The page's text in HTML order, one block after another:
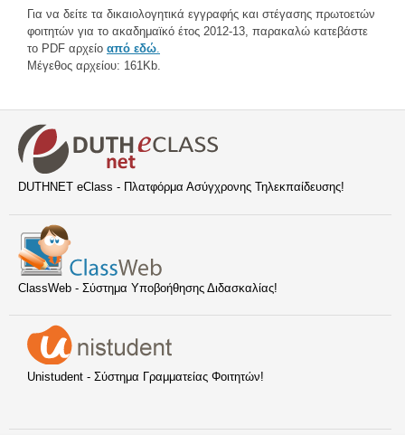
Για να δείτε τα δικαιολογητικά εγγραφής και στέγασης πρωτοετών
φοιτητών για το ακαδημαϊκό έτος 2012-13, παρακαλώ κατεβάστε
το PDF αρχείο από εδώ
Μέγεθος αρχείου: 161Kb.
DUTHNET eClass - Πλατφόρμα Ασύγχρονης Τηλεκπαίδευσης!
ClassWeb - Σύστημα Υποβοήθησης Διδασκαλίας!
Unistudent - Σύστημα Γραμματείας Φοιτητών!